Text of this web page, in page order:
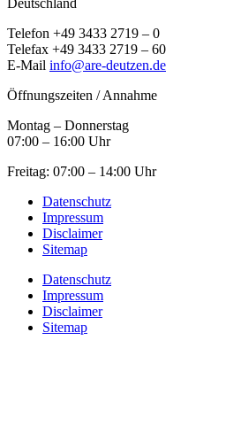
Deutschland
Telefon +49 3433 2719 – 0
Telefax +49 3433 2719 – 60
E-Mail info@are-deutzen.de
Öffnungszeiten / Annahme
Montag – Donnerstag
07:00 – 16:00 Uhr
Freitag: 07:00 – 14:00 Uhr
Datenschutz
Impressum
Disclaimer
Sitemap
Datenschutz
Impressum
Disclaimer
Sitemap